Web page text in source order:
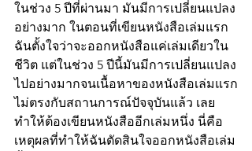
ในช่วง 5 ปีที่ผ่านมา มันมีการเปลี่ยนแปลง
อย่างมาก ในตอนที่เขียนหนังสือเล่มแรก
ฉันตั้งใจว่าจะออกหนังสือแค่เล่มเดียวใน
ชีวิต แต่ในช่วง 5 ปีนี้มันมีการเปลี่ยนแปลง
ไปอย่างมากจนเนื้อหาของหนังสือเล่มแรก
ไม่ตรงกับสถานการณ์ปัจจุบันแล้ว เลย
ทำให้ต้องเขียนหนังสืออีกเล่มหนึ่ง นี่คือ
เหตุผลที่ทำให้ฉันตัดสินใจออกหนังสือเล่ม